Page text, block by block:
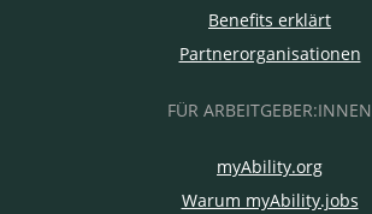
Benefits erklärt
Partnerorganisationen
FÜR ARBEITGEBER:INNEN
myAbility.org
Warum myAbility.jobs